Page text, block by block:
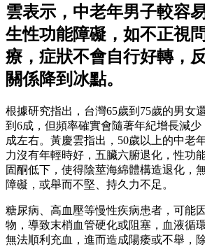
雲表示，中老年男子較容
生性功能障礙，如不正視
療，症狀不會自行好轉，
關係降到冰點。
根據研究指出，台灣65歲到75歲的男女
到6成，但頻率確實會隨著年紀增長減少
成左右。黃慶雲指出，50歲以上的中老
力沒有年輕時好，五臟六腑退化，性功
固酮低下，使得陰莖海綿體構造退化，
障礙，或舉而不堅、持久力不足。
糖尿病、高血壓等慢性疾病患者，可能
物，導致末梢血管硬化或阻塞，血液循
無法順利充血，進而造成陽痿或不舉，